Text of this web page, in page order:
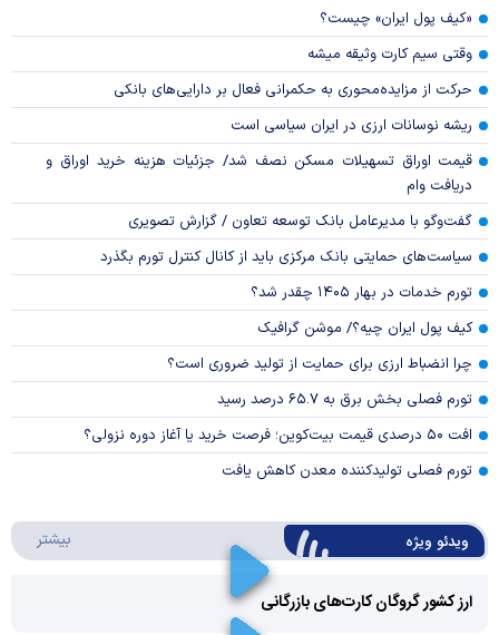
«کیف پول ایران» چیست؟
وقتی سیم کارت وثیقه میشه
حرکت از مزایده‌محوری به حکمرانی فعال بر دارایی‌های بانکی
ریشه نوسانات ارزی در ایران سیاسی است
قیمت اوراق تسهیلات مسکن نصف شد/ جزئیات هزینه خرید اوراق و
دریافت وام
گفت‌وگو با مدیرعامل بانک توسعه تعاون / گزارش تصویری
سیاست‌های حمایتی بانک مرکزی باید از کانال کنترل تورم بگذرد
تورم خدمات در بهار ۱۴۰۵ چقدر شد؟
کیف پول ایران چیه؟/ موشن گرافیک
چرا انضباط ارزی برای حمایت از تولید ضروری است؟
تورم فصلی بخش برق به ۶۵.۷ درصد رسید
افت ۵۰ درصدی قیمت بیت‌کوین؛ فرصت خرید یا آغاز دوره نزولی؟
تورم فصلی تولیدکننده معدن کاهش یافت
ویدئو ویژه بیشتر
ارز کشور گروگان کارت‌های بازرگانی